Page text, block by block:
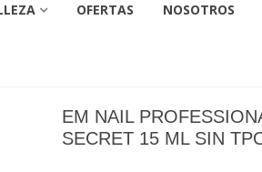
OFERTAS NOSOTROS
EM NAIL
SECRET 15 ML SIN